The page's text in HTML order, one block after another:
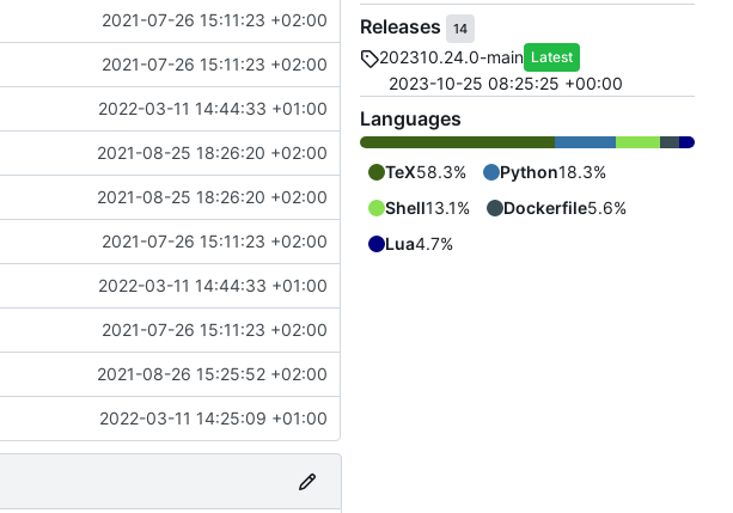
2021-07-26 15:11:23 +02:00
2021-07-26 15:11:23 +02:00
2022-03-11 14:44:33 +01:00
2021-08-25 18:26:20 +02:00
2021-08-25 18:26:20 +02:00
2021-07-26 15:11:23 +02:00
2022-03-11 14:44:33 +01:00
2021-07-26 15:11:23 +02:00
2021-08-26 15:25:52 +02:00
2022-03-11 14:25:09 +01:00
Releases 14
202310.24.0-main Latest
2023-10-25 08:25:25 +00:00
Languages
TeX58.3% Python18.3%
Shell13.1% Dockerfile5.6%
Lua4.7%